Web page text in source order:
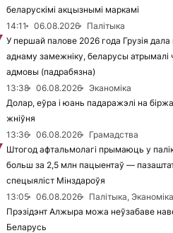
беларускімі акцызнымі маркамі
14:11
06.08.2026
Палітыка
У першай палове 2026 года Грузія дала
аднаму замежніку, беларусы атрымалі
адмовы (падрабязна)
13:38
06.08.2026
Эканоміка
Долар, еўра і юань падаражэлі на
жніўня
13:36
06.08.2026
Грамадства
Штогод афтальмолагі прымаюць у
больш за 2,5 млн пацыентаў —
спецыяліст Мінздароўя
13:05
06.08.2026
Палітыка, Эканоміка
Прэзідэнт Алжыра можа неўзабаве
Беларусь